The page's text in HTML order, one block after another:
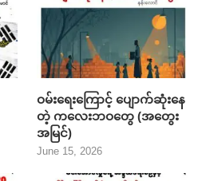
ဝမ်းရေးကြောင့် ပျောက်ဆုံးနေ
တဲ့ ကလေးဘဝတွေ (အတွေး
အမြင်)
June 15, 2026